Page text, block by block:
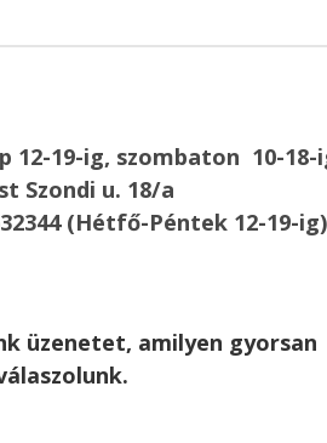
12-19-ig, szombaton 10-18-
Szondi u. 18/a
(Hétfő-Péntek 12-19-ig)
üzenetet, amilyen gyorsan